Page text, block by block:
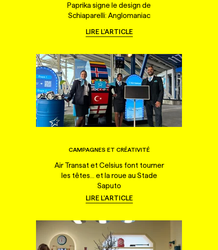
Paprika signe le design de
Schiaparelli: Anglomaniac
LIRE L'ARTICLE
CAMPAGNES ET CRÉATIVITÉ
Air Transat et Celsius font tourner
les têtes... et la roue au Stade
Saputo
LIRE L'ARTICLE